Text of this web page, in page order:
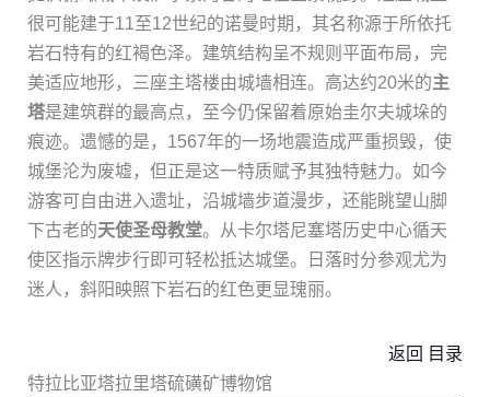
很可能建于11至12世纪的诺曼时期，其名称源于所依托
岩石特有的红褐色泽。建筑结构呈不规则平面布局，完
美适应地形，三座主塔楼由城墙相连。高达约20米的主
塔是建筑群的最高点，至今仍保留着原始圭尔夫城垛的
痕迹。遗憾的是，1567年的一场地震造成严重损毁，使
城堡沦为废墟，但正是这一特质赋予其独特魅力。如今
游客可自由进入遗址，沿城墙步道漫步，还能眺望山脚
下古老的天使圣母教堂。从卡尔塔尼塞塔历史中心循天
使区指示牌步行即可轻松抵达城堡。日落时分参观尤为
迷人，斜阳映照下岩石的红色更显瑰丽。
特拉比亚塔拉里塔硫磺矿博物馆
返回 目录